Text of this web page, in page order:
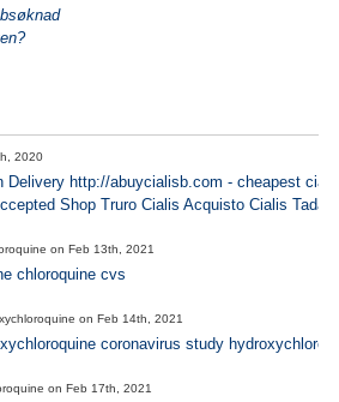
2020
Delivery http://abuycialisb.com - cheapest
Shop Truro Cialis Acquisto Cialis
onFeb 13th, 2021
chloroquine cvs
onFeb 14th, 2021
coronavirus study
onFeb 17th, 2021